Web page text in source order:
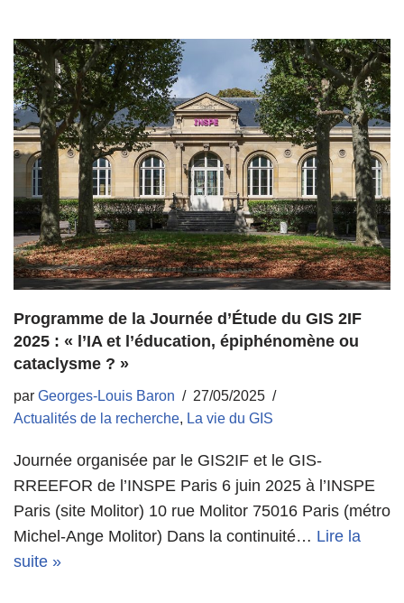
Programme de la Journée d’Étude du GIS 2IF
2025 : « l’IA et l’éducation, épiphénomène ou
cataclysme ? »
par Georges-Louis Baron
27/05/2025
Actualités de la recherche, La vie du GIS
Journée organisée par le GIS2IF et le GIS-
RREEFOR de l’INSPE Paris 6 juin 2025 à l’INSPE
Paris (site Molitor) 10 rue Molitor 75016 Paris (métro
Michel-Ange Molitor) Dans la continuité… Lire la
suite »